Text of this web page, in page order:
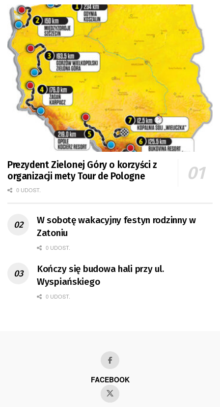
Prezydent Zielonej Góry o korzyści z
organizacji mety Tour de Pologne
0 UDOST.
W sobotę wakacyjny festyn rodzinny w
Zatoniu
0 UDOST.
Kończy się budowa hali przy ul.
Wyspiańskiego
0 UDOST.
FACEBOOK